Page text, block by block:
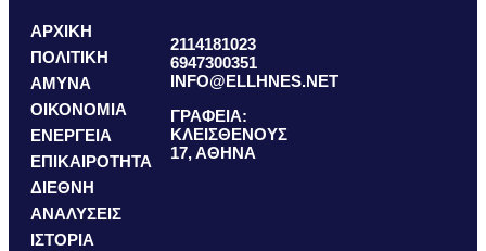
ΑΡΧΙΚΗ
ΠΟΛΙΤΙΚΗ
ΑΜΥΝΑ
ΟΙΚΟΝΟΜΙΑ
ΕΝΕΡΓΕΙΑ
ΕΠΙΚΑΙΡΟΤΗΤΑ
ΔΙΕΘΝΗ
ΑΝΑΛΥΣΕΙΣ
ΙΣΤΟΡΙΑ
2114181023
6947300351
INFO@ELLHNES.NET
ΓΡΑΦΕΙΑ:
ΚΛΕΙΣΘΕΝΟΥΣ
17, ΑΘΗΝΑ